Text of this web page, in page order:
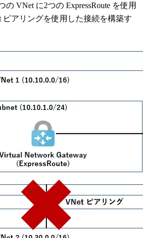
VNet に2つの ExpressRoute を使用
ピアリングを使用した接続を構築す